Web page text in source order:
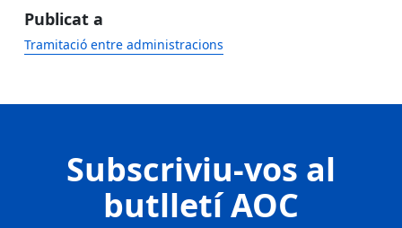
Publicat a
Tramitació entre administracions
Subscriviu-vos al
butlletí AOC